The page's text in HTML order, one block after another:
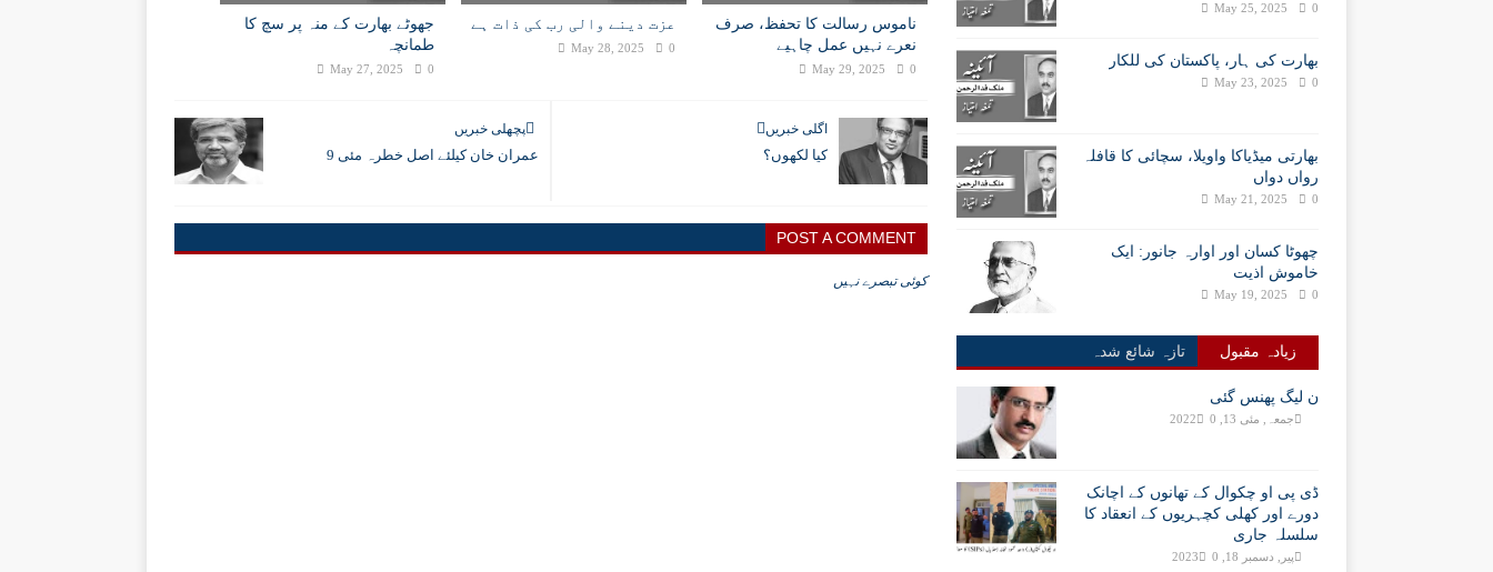
ناموس رسالت کا تحفظ، صرف
نعرے نہیں عمل چاہیے
May 29, 2025 0
عزت دینے والی رب کی ذات ہے
May 28, 2025 0
جھوٹے بھارت کے منہ پر سچ کا
طمانچہ
May 27, 2025 0
اگلی خبریں
کیا لکھوں؟
پچھلی خبریں
عمران خان کیلئے اصل خطرہ مئی 9
POST A COMMENT
کوئی تبصرے نہیں
May 25, 2025 0
بھارت کی ہار، پاکستان کی للکار
May 23, 2025 0
بھارتی میڈیاکا واویلا، سچائی کا قافلہ
رواں دواں
May 21, 2025 0
چھوٹا کسان اور اوارہ جانور: ایک
خاموش اذیت
May 19, 2025 0
زیادہ مقبول تازہ شائع شدہ
ن لیگ پھنس گئی
جمعہ, مئی 13, 2022 0
ڈی پی او چکوال کے تھانوں کے اچانک
دورے اور کھلی کچہریوں کے انعقاد کا
سلسلہ جاری
پیر, دسمبر 18, 2023 0